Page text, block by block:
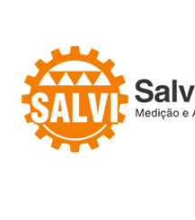
conteúdo